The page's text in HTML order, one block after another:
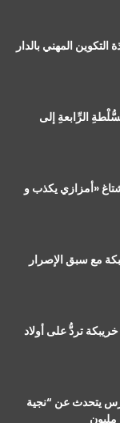
المهني بالدار
الرِّابعةِ إلى
«أمزازي يكذب و
مع سبق الإصرار
تردُّ على أولاد
يتحدث عن “نجية